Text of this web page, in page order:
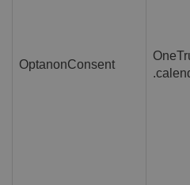
OptanonConsent